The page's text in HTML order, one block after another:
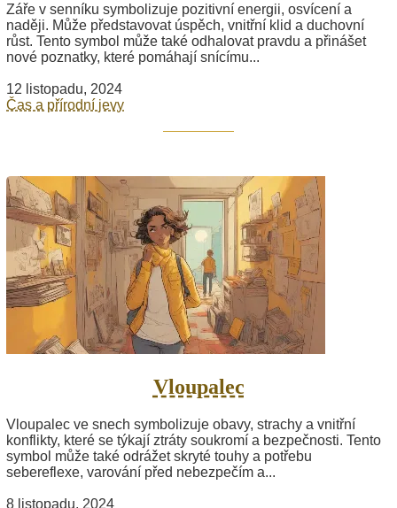
Záře v senníku symbolizuje pozitivní energii, osvícení a
naději. Může představovat úspěch, vnitřní klid a duchovní
růst. Tento symbol může také odhalovat pravdu a přinášet
nové poznatky, které pomáhají snícímu...
12 listopadu, 2024
Čas a přírodní jevy
Vloupalec
Vloupalec ve snech symbolizuje obavy, strachy a vnitřní
konflikty, které se týkají ztráty soukromí a bezpečnosti. Tento
symbol může také odrážet skryté touhy a potřebu
sebereflexe, varování před nebezpečím a...
8 listopadu, 2024